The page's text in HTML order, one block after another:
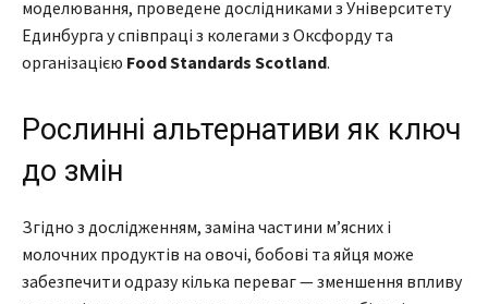
моделювання, проведене дослідниками з Університету
Единбурга у співпраці з колегами з Оксфорду та
організацією Food Standards Scotland.
Рослинні альтернативи як ключ
до змін
Згідно з дослідженням, заміна частини м’ясних і
молочних продуктів на овочі, бобові та яйця може
забезпечити одразу кілька переваг — зменшення впливу